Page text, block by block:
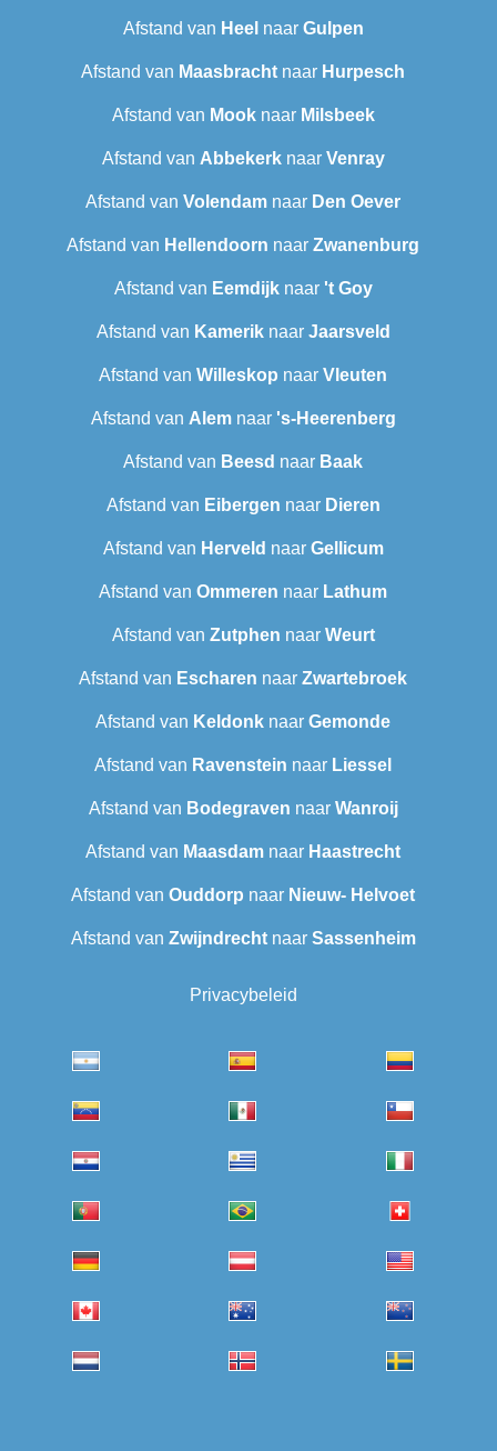
Afstand van Heel naar Gulpen
Afstand van Maasbracht naar Hurpesch
Afstand van Mooknaar Milsbeek
Afstand van Abbekerknaar Venray
Afstand van Volendam naar Den Oever
Afstand van Hellendoorn naar Zwanenburg
Afstand van Eemdijknaar 't Goy
Afstand van Kameriknaar Jaarsveld
Afstand van Willeskop naar Vleuten
Afstand van Alemnaar 's-Heerenberg
Afstand van Beesd naar Baak
Afstand van Eibergen naar Dieren
Afstand van Herveld naar Gellicum
Afstand van Ommeren naar Lathum
Afstand van Zutphen naar Weurt
Afstand van Escharen naar Zwartebroek
Afstand van Keldonk naar Gemonde
Afstand van Ravenstein naar Liessel
Afstand van Bodegraven naar Wanroij
Afstand van Maasdam naar Haastrecht
Afstand van Ouddorp naar Nieuw- Helvoet
Afstand van Zwijndrechtnaar Sassenheim
Privacybeleid